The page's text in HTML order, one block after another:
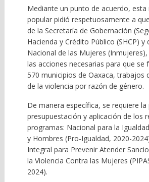
Mediante un punto de acuerdo, esta
popular pidió respetuosamente a
de la Secretaría de Gobernación
Hacienda y Crédito Público (SHCP)
Nacional de las Mujeres
las acciones necesarias para que se
570 municipios de Oaxaca, trabajos
de la violencia por razón de género.
De manera específica, se requiere
presupuestación y aplicación de los
programas: Nacional para la
y Hombres (Pro-Igualdad, 2020-
Integral para Prevenir Atender
la Violencia Contra las Mujeres
2024).